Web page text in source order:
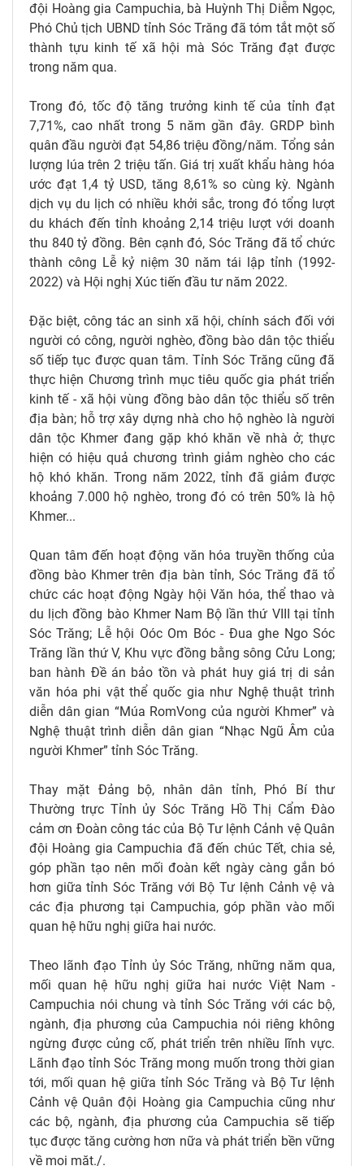
đội Hoàng gia Campuchia, bà Huỳnh Thị Diễm Ngọc,
Phó Chủ tịch UBND tỉnh Sóc Trăng đã tóm tắt một số
thành tựu kinh tế xã hội mà Sóc Trăng đạt được
trong năm qua.
Trong đó, tốc độ tăng trưởng kinh tế của tỉnh đạt
7,71%, cao nhất trong 5 năm gần đây. GRDP bình
quân đầu người đạt 54,86 triệu đồng/năm. Tổng sản
lượng lúa trên 2 triệu tấn. Giá trị xuất khẩu hàng hóa
ước đạt 1,4 tỷ USD, tăng 8,61% so cùng kỳ. Ngành
dịch vụ du lịch có nhiều khởi sắc, trong đó tổng lượt
du khách đến tỉnh khoảng 2,14 triệu lượt với doanh
thu 840 tỷ đồng. Bên cạnh đó, Sóc Trăng đã tổ chức
thành công Lễ kỷ niệm 30 năm tái lập tỉnh (1992-
2022) và Hội nghị Xúc tiến đầu tư năm 2022.
Đặc biệt, công tác an sinh xã hội, chính sách đối với
người có công, người nghèo, đồng bào dân tộc thiểu
số tiếp tục được quan tâm. Tỉnh Sóc Trăng cũng đã
thực hiện Chương trình mục tiêu quốc gia phát triển
kinh tế - xã hội vùng đồng bào dân tộc thiểu số trên
địa bàn; hỗ trợ xây dựng nhà cho hộ nghèo là người
dân tộc Khmer đang gặp khó khăn về nhà ở; thực
hiện có hiệu quả chương trình giảm nghèo cho các
hộ khó khăn. Trong năm 2022, tỉnh đã giảm được
khoảng 7.000 hộ nghèo, trong đó có trên 50% là hộ
Khmer...
Quan tâm đến hoạt động văn hóa truyền thống của
đồng bào Khmer trên địa bàn tỉnh, Sóc Trăng đã tổ
chức các hoạt động Ngày hội Văn hóa, thể thao và
du lịch đồng bào Khmer Nam Bộ lần thứ VIII tại tỉnh
Sóc Trăng; Lễ hội Oóc Om Bóc - Đua ghe Ngo Sóc
Trăng lần thứ V, Khu vực đồng bằng sông Cửu Long;
ban hành Đề án bảo tồn và phát huy giá trị di sản
văn hóa phi vật thể quốc gia như Nghệ thuật trình
diễn dân gian “Múa RomVong của người Khmer” và
Nghệ thuật trình diễn dân gian “Nhạc Ngũ Âm của
người Khmer” tỉnh Sóc Trăng.
Thay mặt Đảng bộ, nhân dân tỉnh, Phó Bí thư
Thường trực Tỉnh ủy Sóc Trăng Hồ Thị Cẩm Đào
cảm ơn Đoàn công tác của Bộ Tư lệnh Cảnh vệ Quân
đội Hoàng gia Campuchia đã đến chúc Tết, chia sẻ,
góp phần tạo nên mối đoàn kết ngày càng gắn bó
hơn giữa tỉnh Sóc Trăng với Bộ Tư lệnh Cảnh vệ và
các địa phương tại Campuchia, góp phần vào mối
quan hệ hữu nghị giữa hai nước.
Theo lãnh đạo Tỉnh ủy Sóc Trăng, những năm qua,
mối quan hệ hữu nghị giữa hai nước Việt Nam -
Campuchia nói chung và tỉnh Sóc Trăng với các bộ,
ngành, địa phương của Campuchia nói riêng không
ngừng được củng cố, phát triển trên nhiều lĩnh vực.
Lãnh đạo tỉnh Sóc Trăng mong muốn trong thời gian
tới, mối quan hệ giữa tỉnh Sóc Trăng và Bộ Tư lệnh
Cảnh vệ Quân đội Hoàng gia Campuchia cũng như
các bộ, ngành, địa phương của Campuchia sẽ tiếp
tục được tăng cường hơn nữa và phát triển bền vững
về mọi mặt./.